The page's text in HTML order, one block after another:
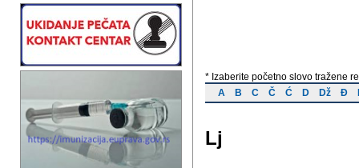
* Izaberite početno slovo tražene
A
B C Č Ć D Dž Đ
Lj